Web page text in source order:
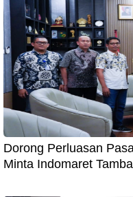
Dorong Perluasan
Minta Indomaret